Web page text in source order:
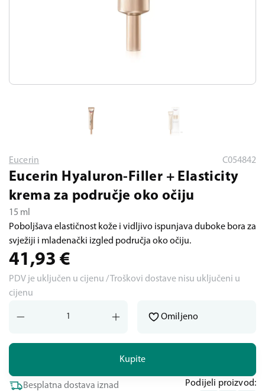
Eucerin C054842
Eucerin Hyaluron-Filler + Elasticity
krema za područje oko očiju
15 ml
Poboljšava elastičnost kože i vidljivo ispunjava duboke bora za
svježiji i mladenački izgled područja oko očiju.
41,93 €
PDV je uključen u cijenu / Troškovi dostave nisu uključeni u
cijenu
Kupite
Omiljeno
Besplatna dostava iznad
Podijeli proizvod: